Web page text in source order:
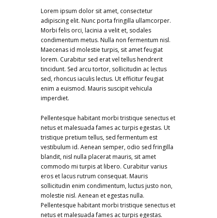
Lorem ipsum dolor sit amet, consectetur
adipiscing elit. Nunc porta fringilla ullamcorper.
Morbi felis orci, lacinia a velit et, sodales
condimentum metus. Nulla non fermentum nisl.
Maecenas id molestie turpis, sit amet feugiat
lorem. Curabitur sed erat vel tellus hendrerit
tincidunt. Sed arcu tortor, sollicitudin ac lectus
sed, rhoncus iaculis lectus. Ut efficitur feugiat
enim a euismod. Mauris suscipit vehicula
imperdiet.
Pellentesque habitant morbi tristique senectus et
netus et malesuada fames ac turpis egestas. Ut
tristique pretium tellus, sed fermentum est
vestibulum id. Aenean semper, odio sed fringilla
blandit, nisl nulla placerat mauris, sit amet
commodo mi turpis at libero. Curabitur varius
eros et lacus rutrum consequat. Mauris
sollicitudin enim condimentum, luctus justo non,
molestie nisl. Aenean et egestas nulla.
Pellentesque habitant morbi tristique senectus et
netus et malesuada fames ac turpis egestas.